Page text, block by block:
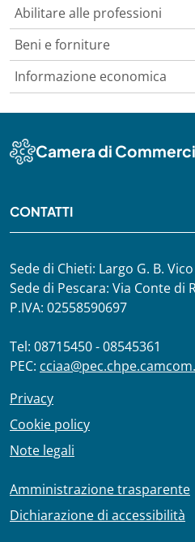
Abilitare alle professioni
Beni e forniture
Informazione economica
Camera di
CONTATTI
Sede di Chieti: Largo G. B.
Sede di Pescara: Via Conte di
P.IVA: 02558590697
Tel: 08715450 - 08545361
PEC:
Privacy
Cookie policy
Note legali
Amministrazione trasparente
Dichiarazione di accessibilità